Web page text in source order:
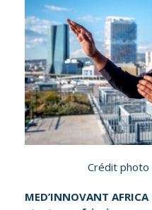
Crédit photo
MED’INNOVANT